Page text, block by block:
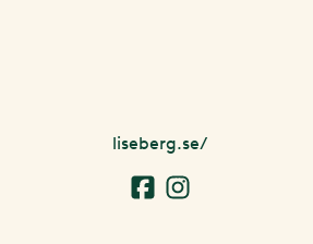
liseberg.se/